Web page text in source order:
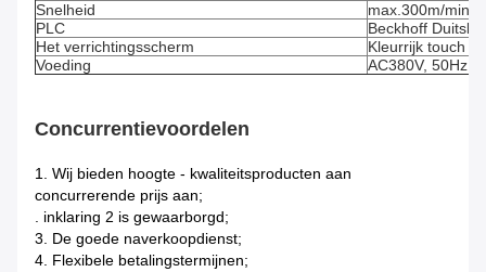
Snelheid
max.300m/min
PLC
Beckhoff
Het verrichtingsscherm
Kleurrijk touch
Voeding
AC380V, 50Hz,
Concurrentievoordelen
1. Wij bieden hoogte - kwaliteitsproducten aan
concurrerende prijs aan;
. inklaring 2 is gewaarborgd;
3. De goede naverkoopdienst;
4. Flexibele betalingstermijnen;